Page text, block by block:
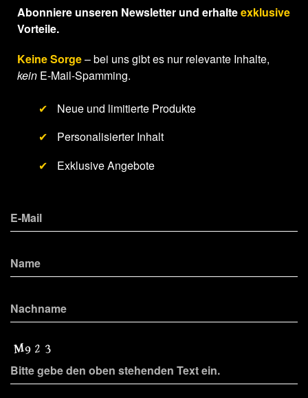
Abonniere unseren Newsletter und erhalteexklusive
Vorteile.
Keine Sorge– bei uns gibt es nur relevante Inhalte,
kein E-Mail-Spamming.
✔
Neue und limitierte Produkte
✔
Personalisierter Inhalt
✔
Exklusive Angebote